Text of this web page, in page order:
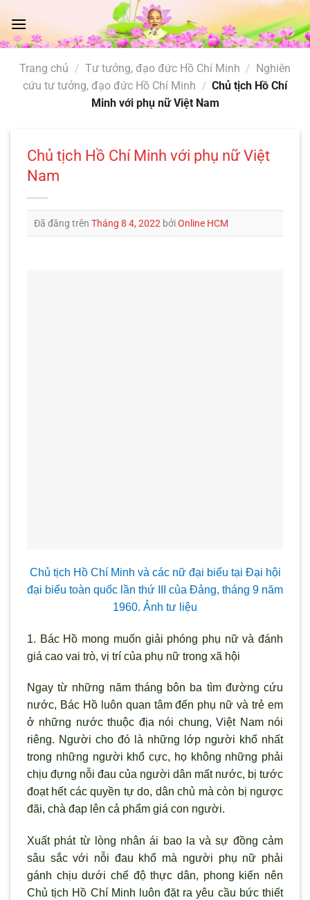
đến
nội
Trang chủ / Tư tưởng, đạo đức Hồ Chí Minh / Nghiên
cứu tư tưởng, đạo đức Hồ Chí Minh / Chủ tịch Hồ Chí
Minh với phụ nữ Việt Nam
Chủ tịch Hồ Chí Minh với phụ nữ Việt
Nam
Đã đăng trên Tháng 8 4, 2022 bởiOnline HCM
Chủ tịch Hồ Chí Minh và các nữ đại biểu tại Đại hội
đại biểu toàn quốc lần thứ III của Đảng, tháng 9 năm
1960. Ảnh tư liệu
1. Bác Hồ mong muốn giải phóng phụ nữ và đánh
giá cao vai trò, vị trí của phụ nữ trong xã hội
Ngay từ những năm tháng bôn ba tìm đường cứu
nước, Bác Hồ luôn quan tâm đến phụ nữ và trẻ em
ở những nước thuộc địa nói chung, Việt Nam nói
riêng. Người cho đó là những lớp người khổ nhất
trong những người khổ cực, họ không những phải
chịu đựng nỗi đau của người dân mất nước, bị tước
đoạt hết các quyền tự do, dân chủ mà còn bị ngược
đãi, chà đạp lên cả phẩm giá con người.
Xuất phát từ lòng nhân ái bao la và sự đồng cảm
sâu sắc với nỗi đau khổ mà người phụ nữ phải
gánh chịu dưới chế độ thực dân, phong kiến nên
Chủ tịch Hồ Chí Minh luôn đặt ra yêu cầu bức thiết